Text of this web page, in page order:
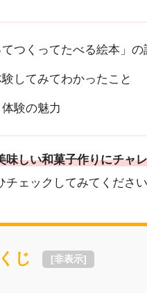
てつくってたべる絵本」
してみてわかったこと
験の魅力
味しい和菓子作りにチャ
チェックしてみてくださ
じ [非表示]